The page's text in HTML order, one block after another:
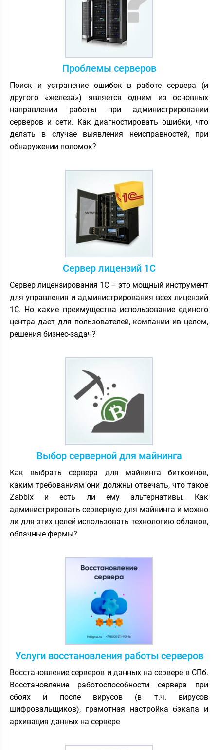
Проблемы серверов
Поиск и устранение ошибок в работе сервера (и
другого «железа») является одним из основных
направлений работы при администрировании
серверов и сети. Как диагностировать ошибки, что
делать в случае выявления неисправностей, при
обнаружении поломок?
Сервер лицензий 1С
Сервер лицензирования 1С – это мощный инструмент
для управления и администрирования всех лицензий
1С. Но какие преимущества использование единого
центра дает для пользователей, компании ив целом,
решения бизнес-задач?
Выбор серверной для майнинга
Как выбрать сервера для майнинга биткоинов,
каким требованиям они должны отвечать, что такое
Zabbix и есть ли ему альтернативы. Как
администрировать серверную для майнинга и можно
ли для этих целей использовать технологию облаков,
облачные фермы?
Услуги восстановления работы серверов
Восстановление серверов и данных на сервере в СПб.
Восстановление работоспособности сервера при
сбоях и после вирусов (в т.ч. вирусов
шифровальщиков), грамотная настройка бэкапа и
архивация данных на сервере